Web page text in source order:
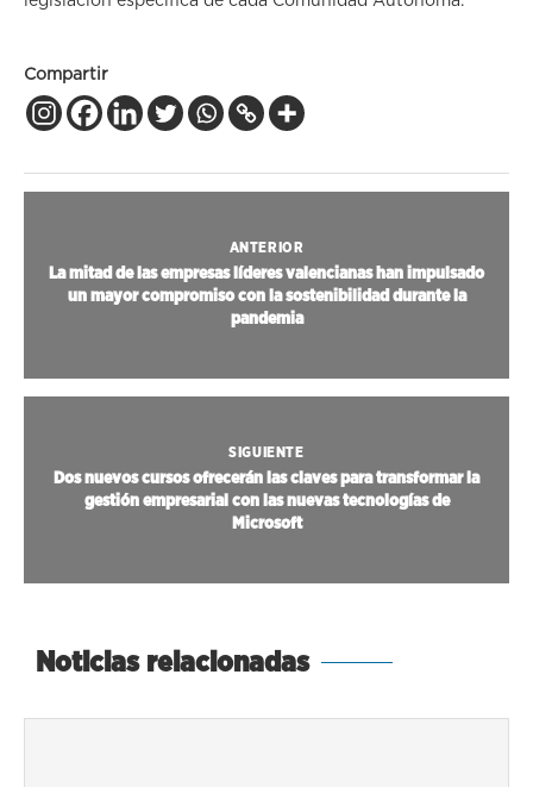
Compartir
ANTERIOR
La mitad de las empresas líderes valencianas han impulsado
un mayor compromiso con la sostenibilidad durante la
pandemia
SIGUIENTE
Dos nuevos cursos ofrecerán las claves para transformar la
gestión empresarial con las nuevas tecnologías de
Microsoft
Noticias relacionadas